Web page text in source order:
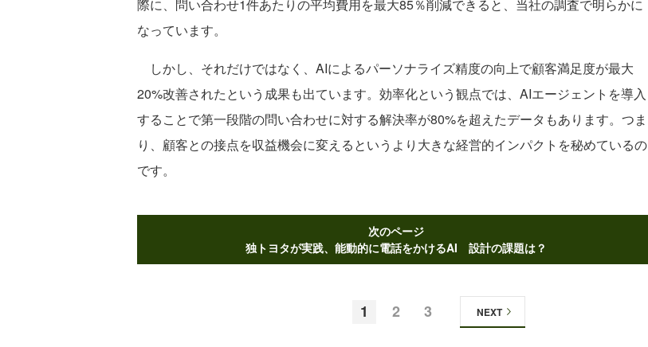
際に、問い合わせ1件あたりの平均費用を最大85％削減できると、当社の調査で明らかに
なっています。
しかし、それだけではなく、AIによるパーソナライズ精度の向上で顧客満足度が最大
20%改善されたという成果も出ています。効率化という観点では、AIエージェントを導入
することで第一段階の問い合わせに対する解決率が80%を超えたデータもあります。つま
り、顧客との接点を収益機会に変えるというより大きな経営的インパクトを秘めているの
です。
次のページ
独トヨタが実践、能動的に電話をかけるAI 設計の課題は？
1 2 3 NEXT